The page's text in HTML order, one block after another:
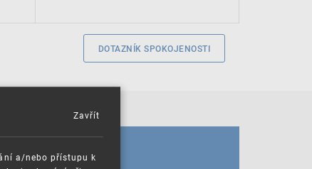
DOTAZNÍK SPOKOJENOSTI
a/nebo přístupu k
Zavřít